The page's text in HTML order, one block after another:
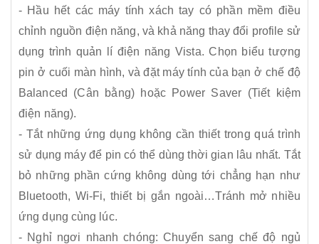
- Hầu hết các máy tính xách tay có phần mềm điều
chỉnh nguồn điện năng, và khả năng thay đổi profile sử
dụng trình quản lí điện năng Vista. Chọn biểu tượng
pin ở cuối màn hình, và đặt máy tính của bạn ở chế độ
Balanced (Cân bằng) hoặc Power Saver (Tiết kiệm
điện năng).
- Tắt những ứng dụng không cần thiết trong quá trình
sử dụng máy để pin có thể dùng thời gian lâu nhất. Tắt
bỏ những phần cứng không dùng tới chẳng hạn như
Bluetooth, Wi-Fi, thiết bị gắn ngoài…Tránh mở nhiều
ứng dụng cùng lúc.
- Nghỉ ngơi nhanh chóng: Chuyển sang chế độ ngủ